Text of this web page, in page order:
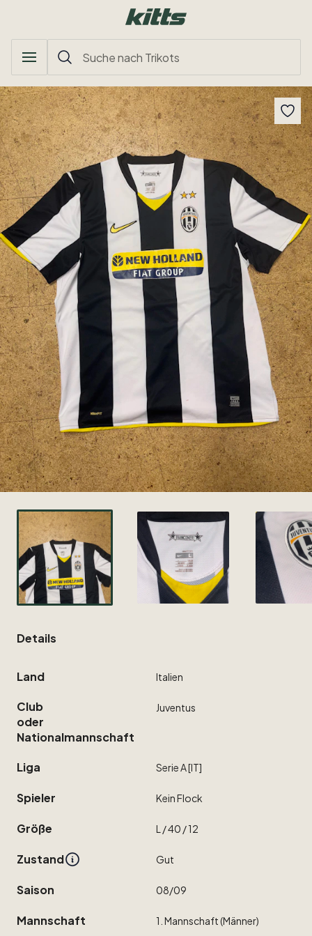
Details
Land Italien
Club
oder
Nationalmannschaft
Juventus
Liga SerieA[IT]
Spieler KeinFlock
Größe L ​/​40 ​/​12
Zustand Gut
Saison 08​/​09
Mannschaft 1. Mannschaft(Männer)